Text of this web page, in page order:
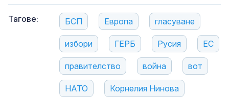
Тагове: БСП Европа гласуване
избори ГЕРБ Русия ЕС
правителство война вот
НАТО Корнелия Нинова